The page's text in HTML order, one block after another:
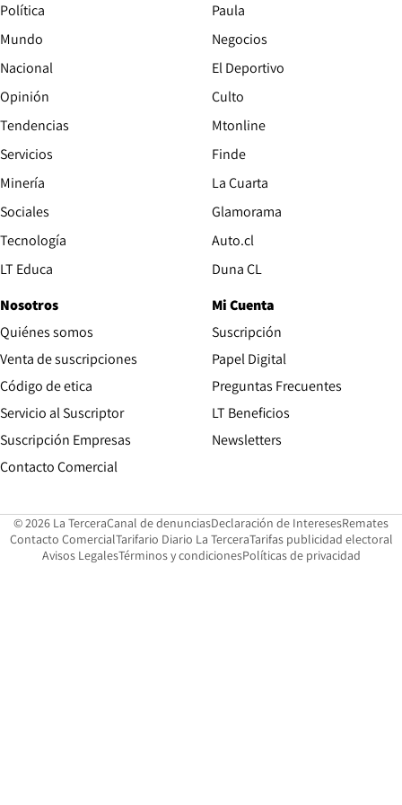
Política
Mundo
Nacional
Opinión
Tendencias
Servicios
Minería
Sociales
Tecnología
LT Educa
Paula
Negocios
El Deportivo
Culto
Mtonline
Finde
La Cuarta
Glamorama
Auto.clOpens in new window
Duna CLOpens in new window
Nosotros
Quiénes somos
Venta de suscripciones
Código de etica Opens in new window
Servicio al Suscriptor
Suscripción Empresas
Contacto ComercialOpens in new window
Mi Cuenta
Suscripción
Papel DigitalOpens in new
Preguntas Frecuentes
LT Beneficios
Newsletters
© 2026 La TerceraCanal de denunciasOpens in new window
Declaración de InteresesOpens in
Remates
Contacto ComercialOpens in new window
Tarifario Diario La TerceraOpens in new window
Tarifas publicidad electoral
Avisos LegalesOpens in new window
Términos y condicionesPolíticas de privacidad